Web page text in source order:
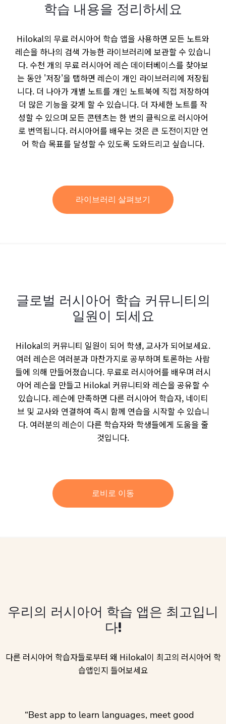
학습 내용을 정리하세요
Hilokal의 무료 러시아어 학습 앱을 사용하면 모든 노트와
레슨을 하나의 검색 가능한 라이브러리에 보관할 수 있습니
다. 수천 개의 무료 러시아어 레슨 데이터베이스를 찾아보
는 동안 '저장'을 탭하면 레슨이 개인 라이브러리에 저장됩
니다. 더 나아가 개별 노트를 개인 노트북에 직접 저장하여
더 많은 기능을 갖게 할 수 있습니다. 더 자세한 노트를 작
성할 수 있으며 모든 콘텐츠는 한 번의 클릭으로 러시아어
로 번역됩니다. 러시아어를 배우는 것은 큰 도전이지만 언
어 학습 목표를 달성할 수 있도록 도와드리고 싶습니다.
라이브러리 살펴보기
글로벌 러시아어 학습 커뮤니티의
일원이 되세요
Hilokal의 커뮤니티 일원이 되어 학생, 교사가 되어보세요.
여러 레슨은 여러분과 마찬가지로 공부하며 토론하는 사람
들에 의해 만들어졌습니다. 무료로 러시아어를 배우며 러시
아어 레슨을 만들고 Hilokal 커뮤니티와 레슨을 공유할 수
있습니다. 레슨에 만족하면 다른 러시아어 학습자, 네이티
브 및 교사와 연결하여 즉시 함께 연습을 시작할 수 있습니
다. 여러분의 레슨이 다른 학습자와 학생들에게 도움을 줄
것입니다.
로비로 이동
우리의 러시아어 학습 앱은 최고입니
다!
다른 러시아어 학습자들로부터 왜 Hilokal이 최고의 러시아어 학
습앱인지 들어보세요
“Best app to learn languages, meet good